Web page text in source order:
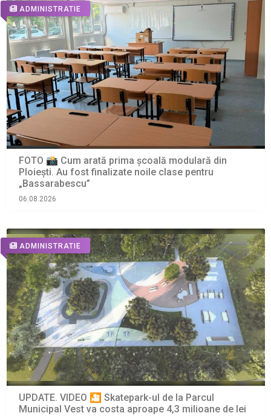
ADMINISTRATIE
FOTO 📸 Cum arată prima școală modulară din
Ploiești. Au fost finalizate noile clase pentru
„Bassarabescu”
06.08.2026
ADMINISTRATIE
UPDATE. VIDEO 🎦 Skatepark-ul de la Parcul
Municipal Vest va costa aproape 4,3 milioane de lei